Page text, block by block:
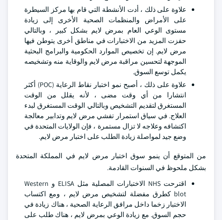
علاوة على ذلك ، أدت الأنشطة التي قام بها مركز السيطرة
على الأمراض والمنظمات الصحية الأخرى إلى زيادة
مستوى الوعي العام بمرض لايم بشكل كبير ، وبالتالي
حفزت المزيد من الاختبارات في مناطق أخرى يتوطن فيها
مرض لايم. إن تخصيص الموارد الحكومية والبرامج البحثية
الموجهة لتحسين مراقبة مرض لايم والوقاية منه وتشخيصه
يكمل توسع السوق.
علاوة على ذلك ، أصبح نمو اختبار نقاط الرعاية (POC) أكثر
انتشارا من أي وقت مضى ، لأنه يقلل من الوقت
المستغرق لتقديم التشخيص وبالتالي الوقت المستغرق لبدء
العلاج. في سياق استمرار تفشي مرض لايم وتدابير معالجة
اكتشافه وعلاجه لا تزال مستمرة ، فإن الولايات المتحدة في
وضع جيد لمواصلة زيادة الطلب على اختبار مرض لايم.
من المتوقع أن ينمو سوق اختبار مرض لايم في المملكة المتحدة
بشكل ملحوظ في السنوات القادمة.
اقترحت NHS الاختبارات المصلية مثل ELISA و Western
blot كطرق مفضلة لتشخيص مرض لايم ، ومع اكتساب
الاختبار زخما داخل مرافق الرعاية الصحية ، هناك زيادة في
حجم السوق. مع زيادة الوعي بمرض لايم ، هناك طلب على